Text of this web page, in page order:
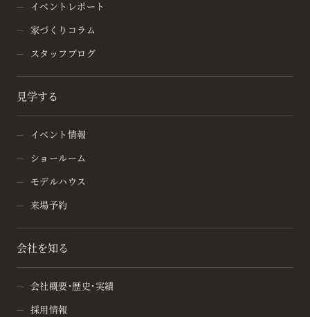
イベントレポート
家づくりコラム
スタッフブログ
見学する
イベント情報
ショールーム
モデルハウス
来場予約
会社を知る
会社概要・歴史・実績
採用情報